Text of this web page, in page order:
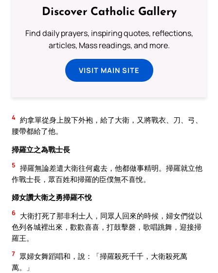
Discover Catholic Gallery
Find daily prayers, inspiring quotes, reflections,
articles, Mass readings, and more.
VISIT MAIN SITE
4 約拿單從身上脫下外袍，給了大衛，又將戰衣、刀、弓、
腰帶都給了他。
掃羅立之為戰士長
5 掃羅無論差遣大衛往何處去，他都做事精明。掃羅就立他
作戰士長，眾百姓和掃羅的臣僕無不喜悅。
婦女讚大衛之勇掃羅不悅
6 大衛打死了那非利士人，同眾人回來的時候，婦女們從以
色列各城裡出來，歡歡喜喜，打鼓擊磬，歌唱跳舞，迎接掃
羅王。
7 眾婦女舞蹈唱和，說：「掃羅殺死千千，大衛殺死萬
萬。」